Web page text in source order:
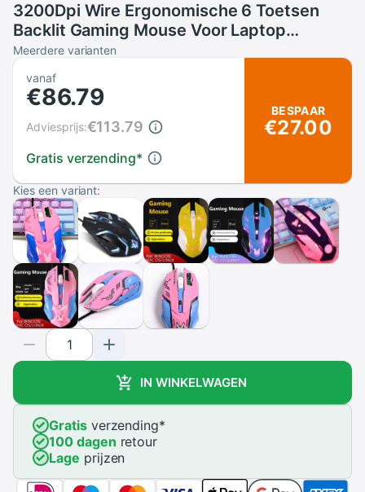
3200Dpi Wire Ergonomische 6 Toetsen
Backlit Gaming Mouse Voor Laptop
Computer Notebook Pc Gamer Muizen
Roze Meisje Vrouw Leuke game Muis
Meerdere varianten
vanaf
€86.79
Gratis verzending*
Adviesprijs:€113.79
BESPAAR
€27.00
Kies een variant:
IN WINKELWAGEN
Gratisverzending*
100 dagen retour
Lage prijzen